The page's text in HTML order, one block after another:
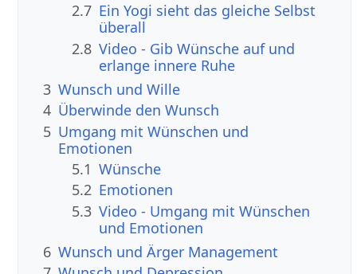
2.7 Ein Yogi sieht das gleiche Selbst
überall
2.8 Video - Gib Wünsche auf und
erlange innere Ruhe
3 Wunsch und Wille
4 Überwinde den Wunsch
5 Umgang mit Wünschen und
Emotionen
5.1 Wünsche
5.2 Emotionen
5.3 Video - Umgang mit Wünschen
und Emotionen
6 Wunsch und Ärger Management